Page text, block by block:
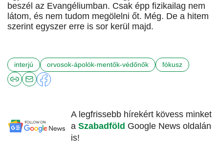
beszél az Evangéliumban. Csak épp fizikailag nem
látom, és nem tudom megölelni őt. Még. De a hitem
szerint egyszer erre is sor kerül majd.
interjú orvosok-ápolók-mentők-védőnők fókusz
A legfrissebb hírekért kövess minket
a Szabadföld Google News oldalán
is!